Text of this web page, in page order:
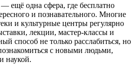
ещё одна сфера, где бесплатно
и познавательного. Многие
и культурные центры регулярно
лекции, мастер-классы и
способ не только расслабиться, но
с новыми людьми,
наукой.